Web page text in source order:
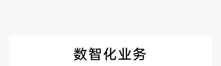
数智化业务